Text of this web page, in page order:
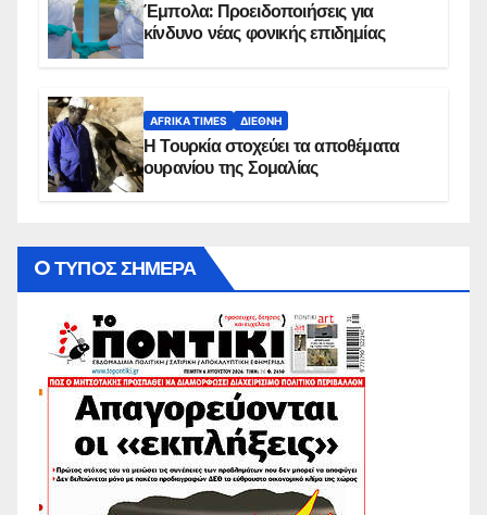
Έμπολα: Προειδοποιήσεις για
κίνδυνο νέας φονικής επιδημίας
AFRIKA TIMES ΔΙΕΘΝΉ
Η Τουρκία στοχεύει τα αποθέματα
ουρανίου της Σομαλίας
O ΤΥΠΟΣ ΣΗΜΕΡΑ